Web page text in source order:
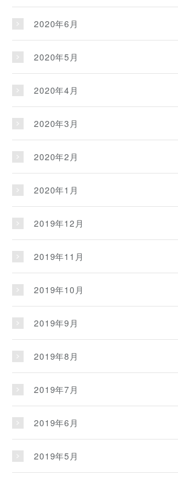
2020年6月
2020年5月
2020年4月
2020年3月
2020年2月
2020年1月
2019年12月
2019年11月
2019年10月
2019年9月
2019年8月
2019年7月
2019年6月
2019年5月